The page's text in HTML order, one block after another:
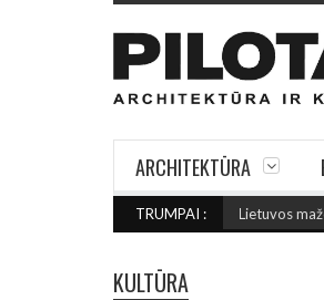
ARCHITEKTŪRA
TRUMPAI :
Išrinktos 2027-ųjų Lietuvos mažosios
KULTŪRA